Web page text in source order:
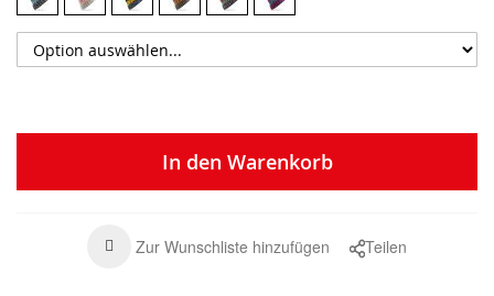
In den Warenkorb
Zur Wunschliste hinzufügen Teilen